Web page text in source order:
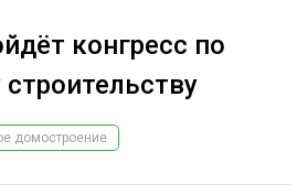
конгресс по
домостроение